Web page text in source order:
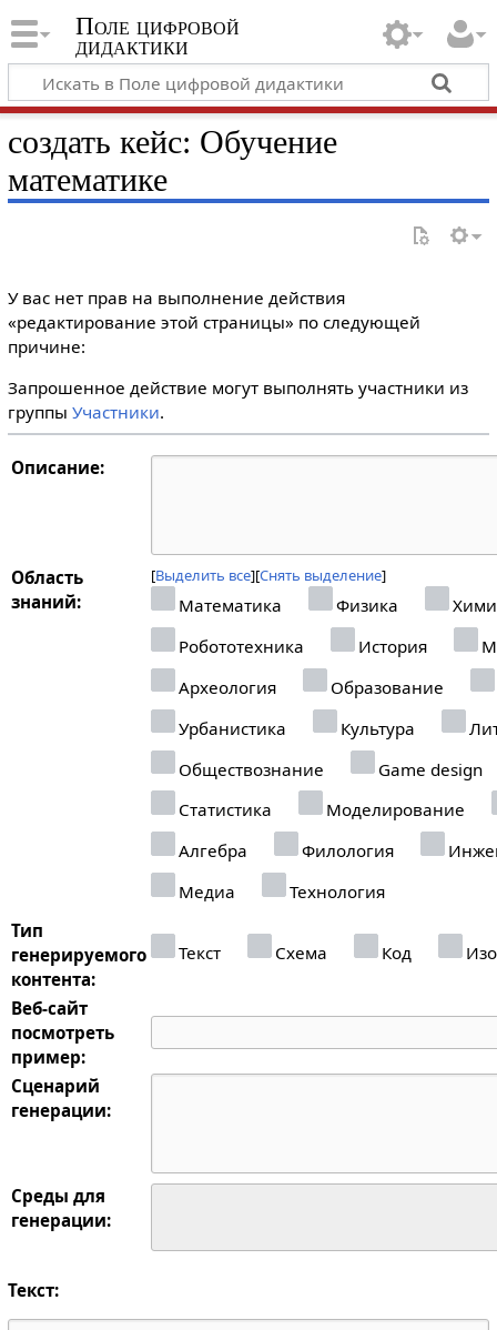
Поле цифровой
дидактики
создать кейс: Обучение
математике
У вас нет прав на выполнение действия
«редактирование этой страницы» по следующей
причине:
Запрошенное действие могут выполнять участники из
группы Участники.
Описание:
Область
знаний:
Выделить все Снять выделение
Математика Физика
Робототехника
История
Археология
Образование
Урбанистика
Культура
Обществознание
Game design
Статистика
Моделирование
Алгебра
Филология
Медиа
Технология
Тип
генерируемого
контента:
Текст Схема Код
Веб-сайт
посмотреть
пример:
Сценарий
генерации:
Среды для
генерации:
Текст: